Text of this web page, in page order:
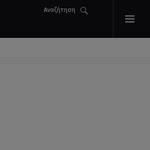
Αναζήτηση